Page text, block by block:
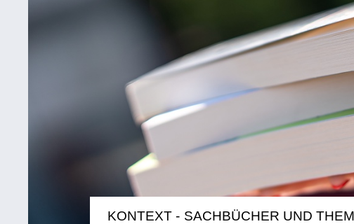
KONTEXT - SACHBÜCHER UND